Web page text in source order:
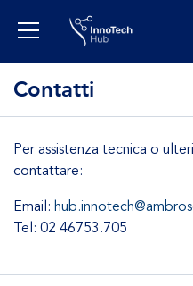
Contatti
Per assistenza tecnica o
contattare:
Email:
Tel: 02 46753.705